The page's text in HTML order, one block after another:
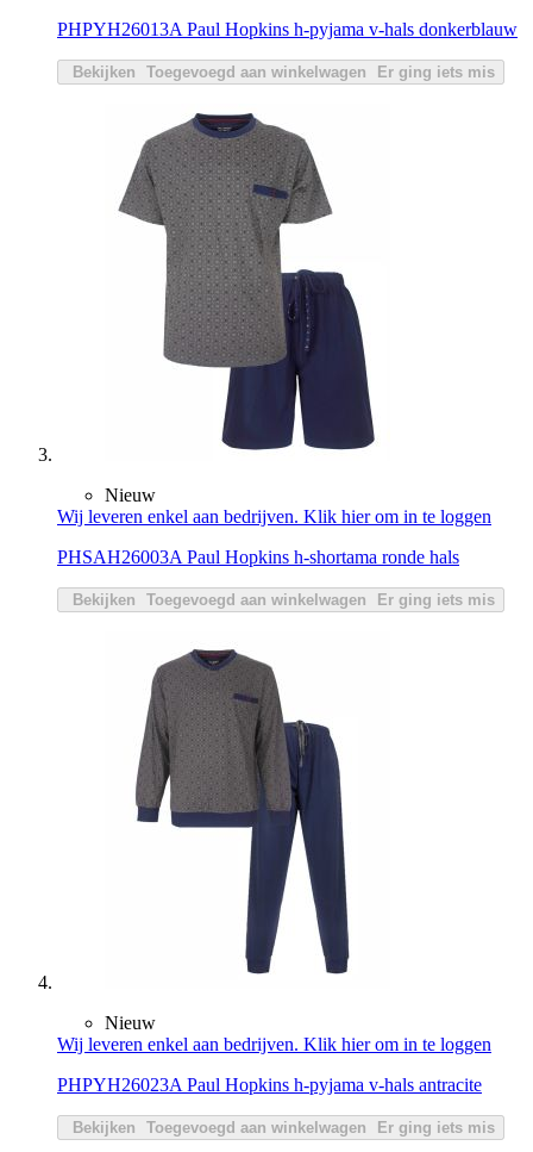
PHPYH26013A Paul Hopkins h-pyjama v-hals donkerblauw
Bekijken Toegevoegd aan winkelwagen Er ging iets mis
Nieuw
Wij leveren enkel aan bedrijven. Klik hier om in te loggen
PHSAH26003A Paul Hopkins h-shortama ronde hals
Bekijken Toegevoegd aan winkelwagen Er ging iets mis
Nieuw
Wij leveren enkel aan bedrijven. Klik hier om in te loggen
PHPYH26023A Paul Hopkins h-pyjama v-hals antracite
Bekijken Toegevoegd aan winkelwagen Er ging iets mis